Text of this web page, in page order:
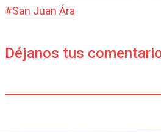
#San Juan Ára
Déjanos tus